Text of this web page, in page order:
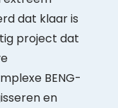
dat klaar is
project dat
BENG-
en